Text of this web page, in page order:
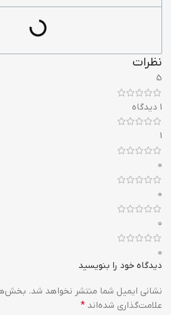
نظرات
5
1 دیدگاه
1
0
0
0
0
دیدگاه خود را بنویسید
نشانی ایمیل شما منتشر نخواهد شد.
علامت‌گذاری شده‌اند *